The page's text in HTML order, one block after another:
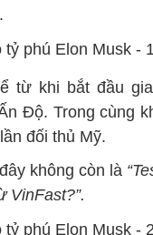
từ khi bắt đầu
Độ. Trong cùng
đối thủ Mỹ.
không còn là
VinFast?”.